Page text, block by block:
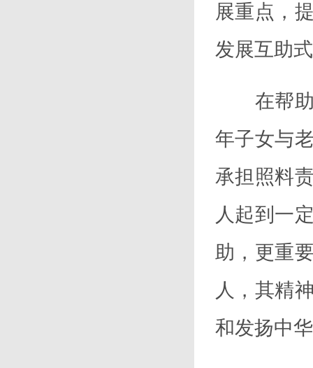
展重点，
发展互助
在帮助
年子女与
承担照料
人起到一
助，更重
人，其精
和发扬中